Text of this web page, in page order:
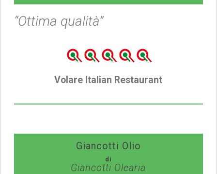
“Ottima qualità”
Volare Italian Restaurant
Giancotti Olio
di
Giancotti Olearia